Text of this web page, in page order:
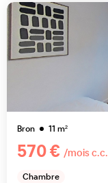
Bron 11 m²
570 € /mois c.c.
Chambre